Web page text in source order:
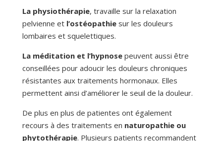
La physiothérapie, travaille sur la relaxation
pelvienne et l’ostéopathiesur les douleurs
lombaires et squelettiques.
La méditation et l’hypnosepeuvent aussi être
conseillées pour adoucir les douleurs chroniques
résistantes aux traitements hormonaux. Elles
permettent ainsi d’améliorer le seuil de la douleur.
De plus en plus de patientes ont également
recours à des traitements en naturopathie ou
phytothérapie. Plusieurs patients recommandent